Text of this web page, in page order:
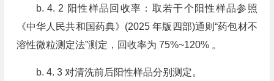
b. 4. 2 阳性样品回收率：取若干个阳性样品参照
《中华人民共和国药典》(2025 年版四部)通则“药包材不
溶性微粒测定法”测定，回收率为 75%~120% 。
b. 4. 3 对清洗前后阳性样品分别测定。